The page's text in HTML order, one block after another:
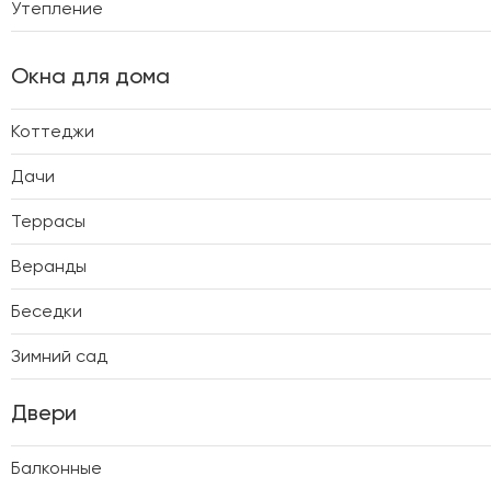
Утепление
Окна для дома
Коттеджи
Дачи
Террасы
Веранды
Беседки
Зимний сад
Двери
Балконные